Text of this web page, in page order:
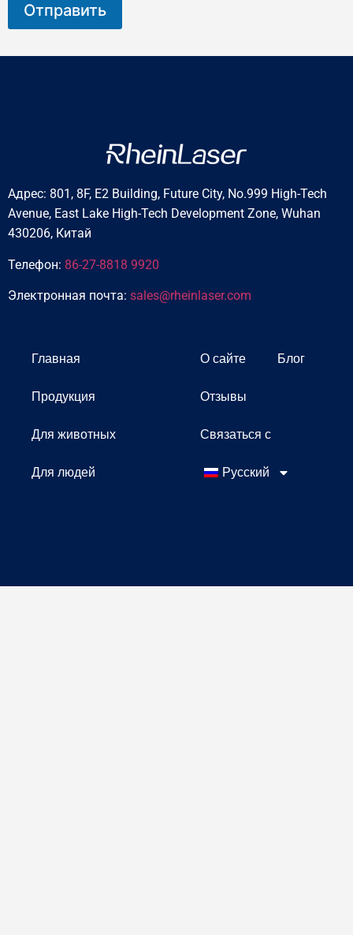
Отправить
Адрес: 801, 8F, E2 Building, Future City, No.999 High-Tech
Avenue, East Lake High-Tech Development Zone, Wuhan
430206, Китай
Телефон: 86-27-8818 9920
Электронная почта: sales@rheinlaser.com
Главная
Продукция
Для животных
Для людей
О сайте Блог
Отзывы
Связаться с
Русский